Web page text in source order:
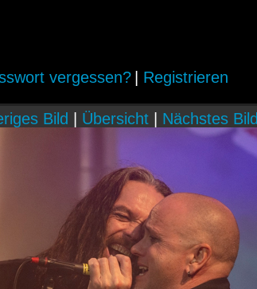
vergessen? Registrieren
Bild Übersicht| Nächstes Bild